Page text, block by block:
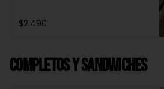
$2.490
Completos y Sandwiches